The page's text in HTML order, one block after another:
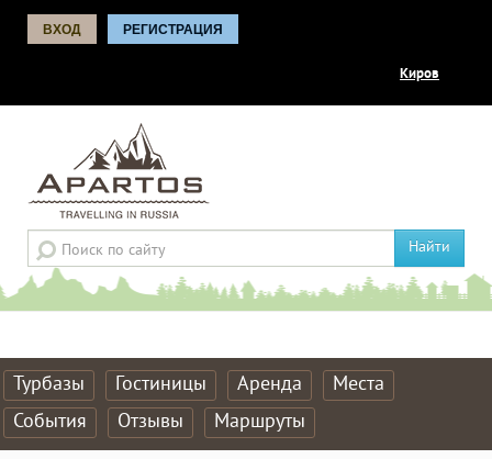
ВХОД РЕГИСТРАЦИЯ
Киров
Найти
Турбазы Гостиницы Аренда
Места
События
Отзывы Маршруты